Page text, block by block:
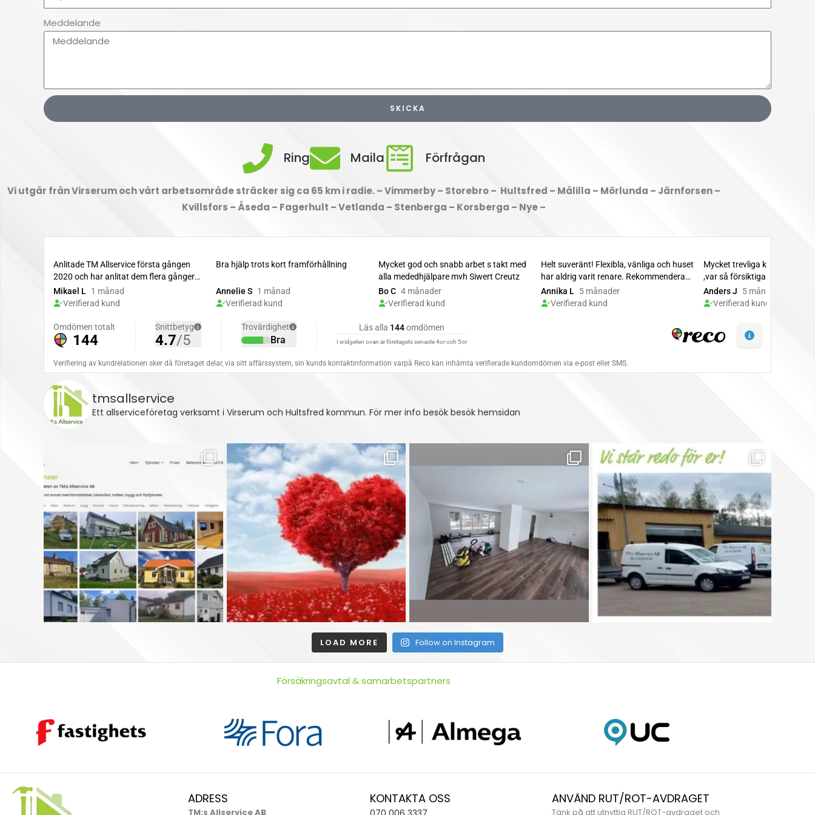
Meddelande
SKICKA
Ring Maila Förfrågan
Vi utgår från Virserum och vårt arbetsområde sträcker sig ca 65 km i radie. – Vimmerby – Storebro – Hultsfred – Målilla – Mörlunda – Järnforsen –
Kvillsfors – Åseda – Fagerhult – Vetlanda – Stenberga – Korsberga – Nye –
tmsallservice
Ett allserviceföretag verksamt i Virserum och Hultsfred kommun. För mer info besök besök hemsidan
LOAD MORE Follow on Instagram
Försäkringsavtal & samarbetspartners
ADRESS
TM:s Allservice AB
KONTAKTA OSS ANVÄND RUT/ROT-AVDRAGET
Tänk på att utnyttja RUT/ROT-avdraget och